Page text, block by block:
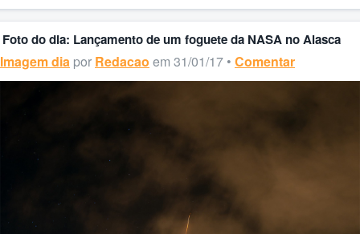
Foto do dia: Lançamento de um foguete da NASA no Alasca
Imagem dia por Redacao em 31/01/17 • Comentar